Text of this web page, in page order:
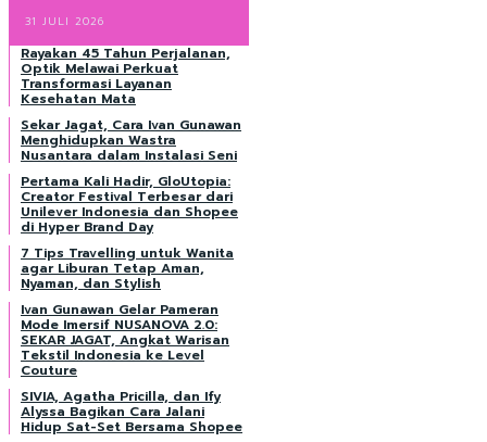
31 JULI 2026
Rayakan 45 Tahun Perjalanan,
Optik Melawai Perkuat
Transformasi Layanan
Kesehatan Mata
Sekar Jagat, Cara Ivan Gunawan
Menghidupkan Wastra
Nusantara dalam Instalasi Seni
Pertama Kali Hadir, GloUtopia:
Creator Festival Terbesar dari
Unilever Indonesia dan Shopee
di Hyper Brand Day
7 Tips Travelling untuk Wanita
agar Liburan Tetap Aman,
Nyaman, dan Stylish
Ivan Gunawan Gelar Pameran
Mode Imersif NUSANOVA 2.0:
SEKAR JAGAT, Angkat Warisan
Tekstil Indonesia ke Level
Couture
SIVIA, Agatha Pricilla, dan Ify
Alyssa Bagikan Cara Jalani
Hidup Sat-Set Bersama Shopee